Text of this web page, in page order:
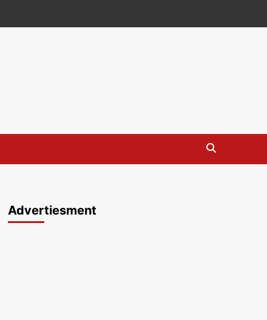
Advertiesment